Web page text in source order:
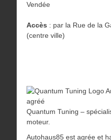
Vendée
Accès : par la Rue de la
(centre ville)
agréé
Quantum Tuning –
moteur.
Autohaus85 est agrée et